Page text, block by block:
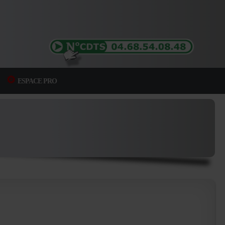
ESPACE PRO